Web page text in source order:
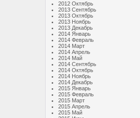
2012 Октябрь
2013 Сентябрь
2013 Октябрь
2013 Ноябрь
2013 Декабрь
2014 Январь
2014 Февраль
2014 Март
2014 Апрель
2014 Май
2014 Сентябрь
2014 Октябрь
2014 Ноябрь
2014 Декабрь
2015 Январь
2015 Февраль
2015 Март
2015 Апрель
2015 Май